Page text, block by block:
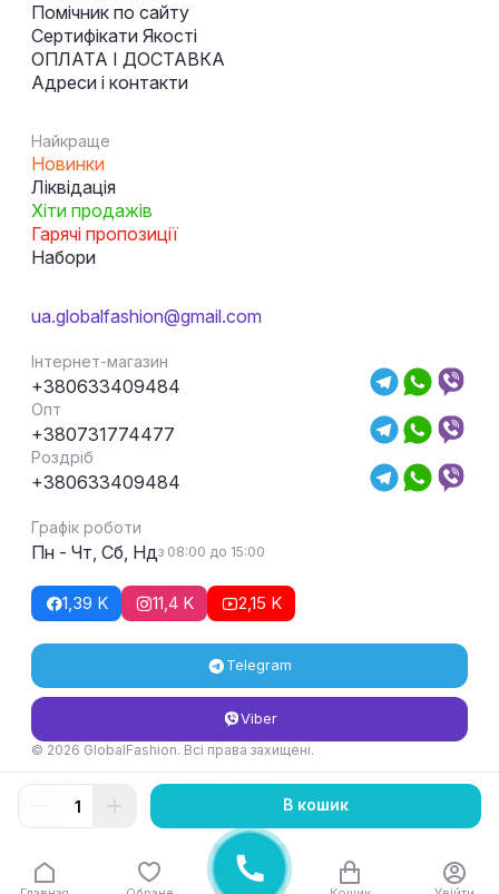
Помічник по сайту
Сертифікати Якості
ОПЛАТА І ДОСТАВКА
Адреси і контакти
Найкраще
Новинки
Ліквідація
Хіти продажів
Гарячі пропозиції
Набори
ua.globalfashion@gmail.com
Інтернет-магазин
+380633409484
Опт
+380731774477
Роздріб
+380633409484
Графік роботи
Пн - Чт, Сб, Ндз 08:00 до 15:00
1,39 K 11,4 K 2,15 K
Telegram
Viber
© 2026 GlobalFashion. Всі права захищені.
Умови повернення та обміну товару
В кошик